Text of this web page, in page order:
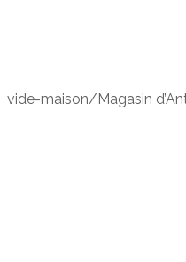
vide-maison/Magasin